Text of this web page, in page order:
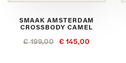
SMAAK AMSTERDAM
CROSSBODY CAMEL
€ 199,00 € 145,00